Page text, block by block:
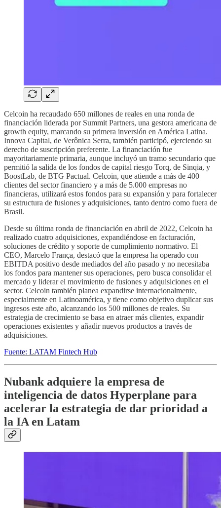
Celcoin ha recaudado 650 millones de reales en una ronda de
financiación liderada por Summit Partners, una gestora americana de
growth equity, marcando su primera inversión en América Latina.
Innova Capital, de Verônica Serra, también participó, ejerciendo su
derecho de suscripción preferente. La financiación fue
mayoritariamente primaria, aunque incluyó un tramo secundario que
permitió la salida de los fondos de capital riesgo Torq, de Sinqia, y
BoostLab, de BTG Pactual. Celcoin, que atiende a más de 400
clientes del sector financiero y a más de 5.000 empresas no
financieras, utilizará estos fondos para su expansión y para fortalecer
su estructura de fusiones y adquisiciones, tanto dentro como fuera de
Brasil.
Desde su última ronda de financiación en abril de 2022, Celcoin ha
realizado cuatro adquisiciones, expandiéndose en facturación,
soluciones de crédito y soporte de cumplimiento normativo. El
CEO, Marcelo França, destacó que la empresa ha operado con
EBITDA positivo desde mediados del año pasado y no necesitaba
los fondos para mantener sus operaciones, pero busca consolidar el
mercado y liderar el movimiento de fusiones y adquisiciones en el
sector. Celcoin también planea expandirse internacionalmente,
especialmente en Latinoamérica, y tiene como objetivo duplicar sus
ingresos este año, alcanzando los 500 millones de reales. Su
estrategia de crecimiento se basa en atraer más clientes, expandir
operaciones existentes y añadir nuevos productos a través de
adquisiciones.
Fuente: LATAM Fintech Hub
Nubank adquiere la empresa de
inteligencia de datos Hyperplane para
acelerar la estrategia de dar prioridad a
la IA en Latam